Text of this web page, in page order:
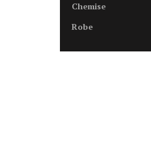
Chemise
Robe